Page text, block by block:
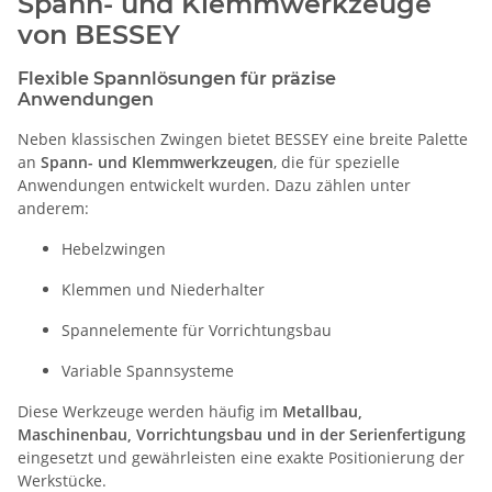
von BESSEY
Flexible Spannlösungen für präzise
Anwendungen
Neben klassischen Zwingen bietet BESSEY eine breite Palette
an Spann- und Klemmwerkzeugen, die für spezielle
Anwendungen entwickelt wurden. Dazu zählen unter
anderem:
Hebelzwingen
Klemmen und Niederhalter
Spannelemente für Vorrichtungsbau
Variable Spannsysteme
Diese Werkzeuge werden häufig im Metallbau,
Maschinenbau, Vorrichtungsbau und in der Serienfertigung
eingesetzt und gewährleisten eine exakte Positionierung der
Werkstücke.